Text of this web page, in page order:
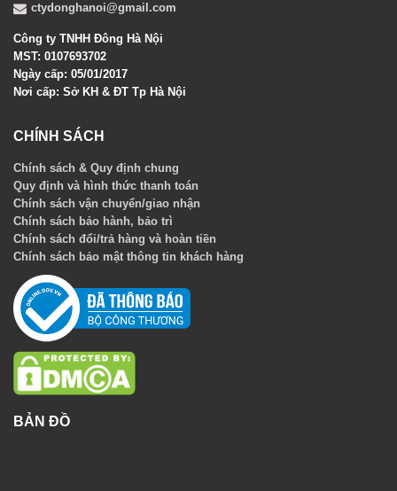
ctydonghanoi@gmail.com
Công ty TNHH Đông Hà Nội
MST: 0107693702
Ngày cấp: 05/01/2017
Nơi cấp: Sở KH & ĐT Tp Hà Nội
CHÍNH SÁCH
Chính sách & Quy định chung
Quy định và hình thức thanh toán
Chính sách vận chuyển/giao nhận
Chính sách bảo hành, bảo trì
Chính sách đổi/trả hàng và hoàn tiền
Chính sách bảo mật thông tin khách hàng
BẢN ĐỒ